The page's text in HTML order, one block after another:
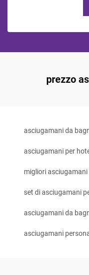
prezzo
asciugamani da
asciugamani per
migliori asciugamani
set di asciugamani
asciugamani da
asciugamani